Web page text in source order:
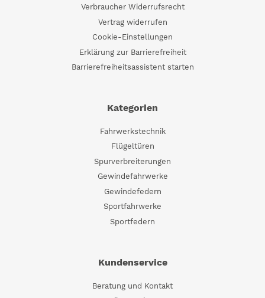
Verbraucher Widerrufsrecht
Vertrag widerrufen
Cookie-Einstellungen
Erklärung zur Barrierefreiheit
Barrierefreiheitsassistent starten
Kategorien
Fahrwerkstechnik
Flügeltüren
Spurverbreiterungen
Gewindefahrwerke
Gewindefedern
Sportfahrwerke
Sportfedern
Kundenservice
Beratung und Kontakt